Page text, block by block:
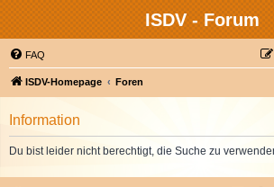
ISDV - Forum
FAQ
ISDV-Homepage Foren
Information
Du bist leider nicht berechtigt, die Suche zu